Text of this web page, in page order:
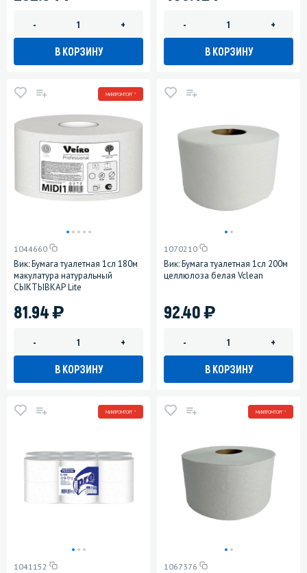
- +
В КОРЗИНУ
- +
В КОРЗИНУ
МИНПРОМТОРГ *
1044660
Вик: Бумага туалетная 1сл 180м
макулатура натуральный
СЫКТЫВКАР Lite
81.94)
- +
В КОРЗИНУ
1070210
Вик: Бумага туалетная 1сл 200м
целлюлоза белая Vclean
92.40)
- +
В КОРЗИНУ
МИНПРОМТОРГ *
1041152
МИНПРОМТОРГ *
1067376